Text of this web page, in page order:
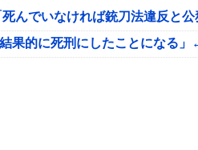
死んでいなければ銃刀法違反と
果的に死刑にしたことになる